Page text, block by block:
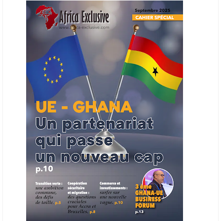
en place une plateforme numérique destinée à donner la priorité aux
entreprises du continent dans les marchés du secteur énergétique.
Cet outil permettra de recenser les entreprises africaines opérant dans
la chaîne de valeur énergétique et de publier des appels d’offres
ouverts en priorité aux sociétés du continent. Le projet est en phase
finale de développement et devrait aboutir, d’ici fin 2026 ou début
2027, à un bulletin africain des appels d’offres dans le secteur de
l’énergie.
06/06/26 AFRICA FINANCE CORPORATION
Cette semaine, Africa Finance Corporation (AFC) a annoncé avoir
bouclé un prêt syndiqué de 2 milliards de dollars, la plus importante
levée de son histoire. Initialement calibrée à 1,6 milliard, l'opération a
été relevée de 400 millions face à l'afflux des souscriptions de
banques internationales. Plus du tiers des fonds proviennent
d'institutions financières asiatiques, à parts égales avec l'Europe.
L'Asie-Pacifique et l'Europe pèsent chacune 35 % du tour de table,
devant le Moyen-Orient (25 %) et l'Afrique (5 %), selon le communiqué
de l'institution panafricaine, qui compte 48 pays membres.
ECHANGES AFRIQUE - UE